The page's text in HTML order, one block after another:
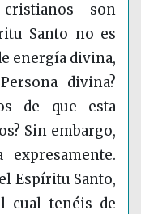
son
Santo no es
energía divina,
divina?
de que esta
Sin embargo,
Espíritu Santo,
cual tenéis de